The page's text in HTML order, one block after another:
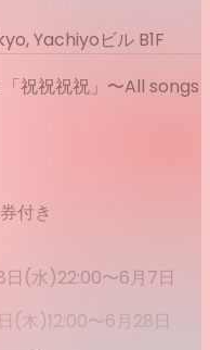
Yachiyoビル B1F
祝祝祝祝」〜All songs
付き
(水)22:00〜6月7日
(木)12:00〜6月28日